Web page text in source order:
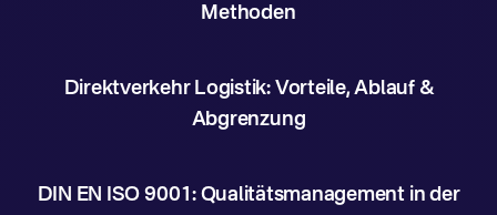
Methoden
Direktverkehr Logistik: Vorteile, Ablauf &
Abgrenzung
DIN EN ISO 9001: Qualitätsmanagement in der